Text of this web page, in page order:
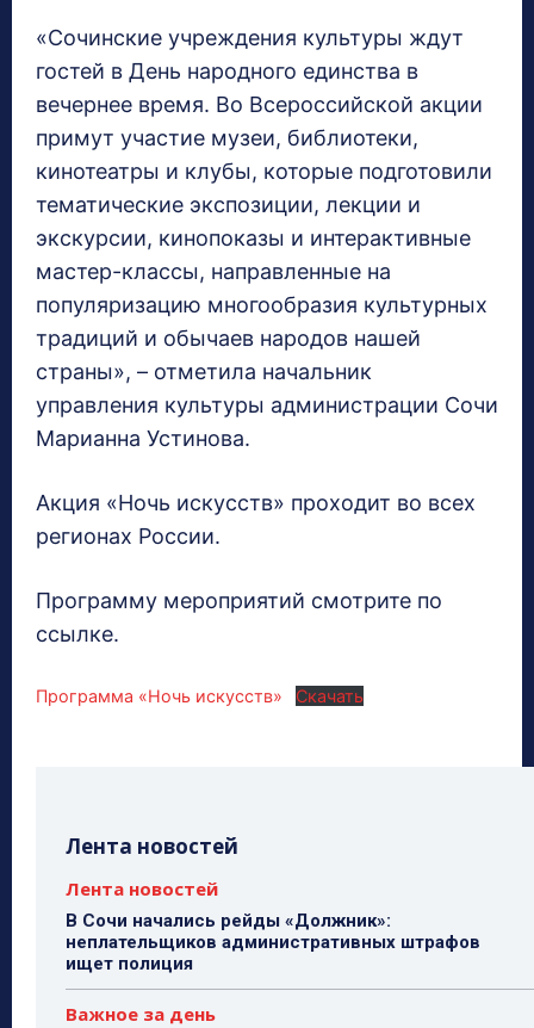
«Сочинские учреждения культуры ждут
гостей в День народного единства в
вечернее время. Во Всероссийской акции
примут участие музеи, библиотеки,
кинотеатры и клубы, которые подготовили
тематические экспозиции, лекции и
экскурсии, кинопоказы и интерактивные
мастер-классы, направленные на
популяризацию многообразия культурных
традиций и обычаев народов нашей
страны», – отметила начальник
управления культуры администрации Сочи
Марианна Устинова.
Акция «Ночь искусств» проходит во всех
регионах России.
Программу мероприятий смотрите по
ссылке.
Программа «Ночь искусств» Скачать
Лента новостей
Лента новостей
В Сочи начались рейды «Должник»:
неплательщиков административных штрафов
ищет полиция
Важное за день